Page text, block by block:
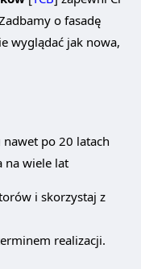
o fasadę
wyglądać jak nowa,
po 20 latach
na wiele lat
i skorzystaj z
realizacji.